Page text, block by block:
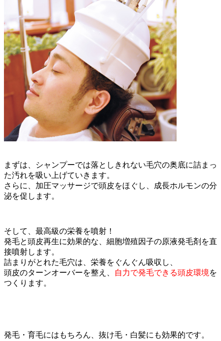
まずは、シャンプーでは落としきれない毛穴の奥底に詰まっ
た汚れを吸い上げていきます。
さらに、加圧マッサージで頭皮をほぐし、成長ホルモンの分
泌を促します。
そして、最高級の栄養を噴射！
発毛と頭皮再生に効果的な、細胞増殖因子の原液発毛剤を直
接噴射します。
詰まりがとれた毛穴は、栄養をぐんぐん吸収し、
頭皮のターンオーバーを整え、
自力で発毛できる頭皮環境を
つくります。
発毛・育毛にはもちろん、抜け毛・白髪にも効果的です。